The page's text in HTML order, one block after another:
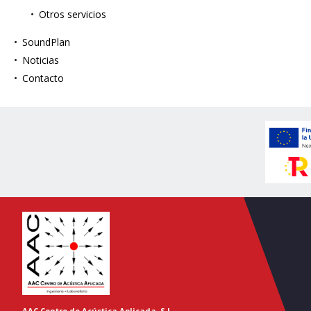
Otros servicios
SoundPlan
Noticias
Contacto